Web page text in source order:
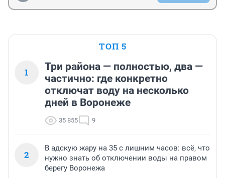
ТОП 5
1
Три района — полностью, два —
частично: где конкретно
отключат воду на несколько
дней в Воронеже
35 855 9
2
В адскую жару на 35 с лишним часов: всё, что
нужно знать об отключении воды на правом
берегу Воронежа